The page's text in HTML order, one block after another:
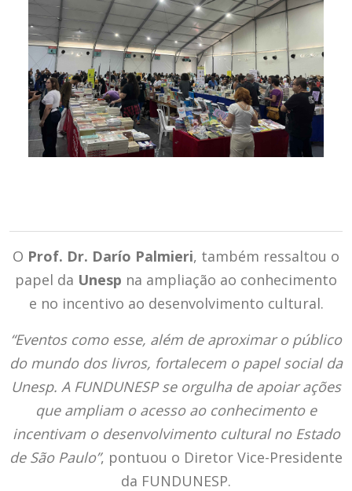
O Prof. Dr. Darío Palmieri, também ressaltou o
papel da Unesp na ampliação ao conhecimento
e no incentivo ao desenvolvimento cultural.
“Eventos como esse, além de aproximar o público
do mundo dos livros, fortalecem o papel social da
Unesp. A FUNDUNESP se orgulha de apoiar ações
que ampliam o acesso ao conhecimento e
incentivam o desenvolvimento cultural no Estado
de São Paulo”, pontuou o Diretor Vice-Presidente
da FUNDUNESP.